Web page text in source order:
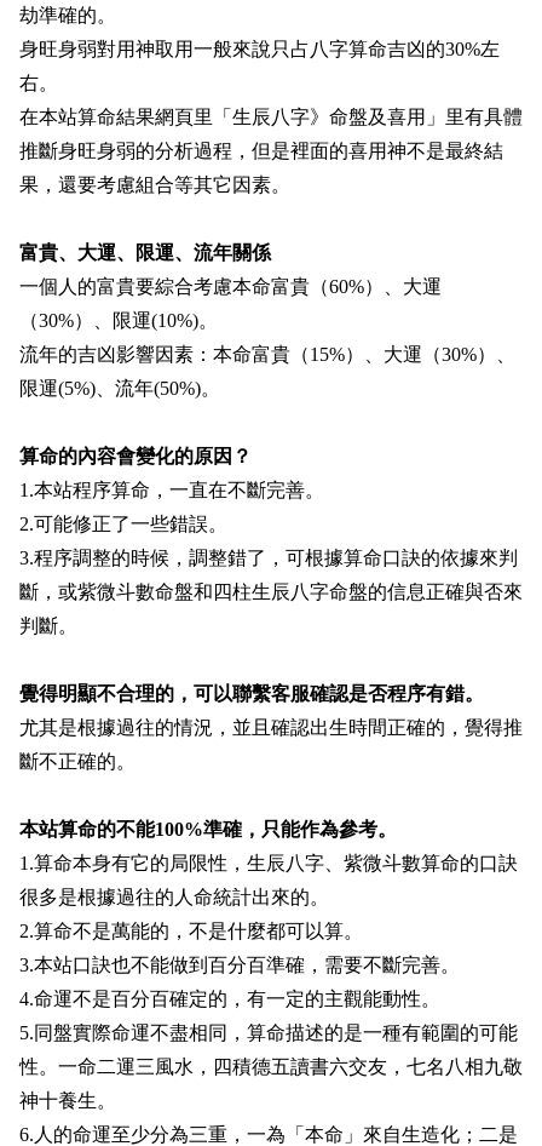
劫準確的。
身旺身弱對用神取用一般來說只占八字算命吉凶的30%左
右。
在本站算命結果網頁里「生辰八字》命盤及喜用」里有具體
推斷身旺身弱的分析過程，但是裡面的喜用神不是最終結
果，還要考慮組合等其它因素。
富貴、大運、限運、流年關係
一個人的富貴要綜合考慮本命富貴（60%）、大運
（30%）、限運(10%)。
流年的吉凶影響因素：本命富貴（15%）、大運（30%）、
限運(5%)、流年(50%)。
算命的內容會變化的原因？
1.本站程序算命，一直在不斷完善。
2.可能修正了一些錯誤。
3.程序調整的時候，調整錯了，可根據算命口訣的依據來判
斷，或紫微斗數命盤和四柱生辰八字命盤的信息正確與否來
判斷。
覺得明顯不合理的，可以聯繫客服確認是否程序有錯。
尤其是根據過往的情況，並且確認出生時間正確的，覺得推
斷不正確的。
本站算命的不能100%準確，只能作為參考。
1.算命本身有它的局限性，生辰八字、紫微斗數算命的口訣
很多是根據過往的人命統計出來的。
2.算命不是萬能的，不是什麼都可以算。
3.本站口訣也不能做到百分百準確，需要不斷完善。
4.命運不是百分百確定的，有一定的主觀能動性。
5.同盤實際命運不盡相同，算命描述的是一種有範圍的可能
性。一命二運三風水，四積德五讀書六交友，七名八相九敬
神十養生。
6.人的命運至少分為三重，一為「本命」來自生造化；二是